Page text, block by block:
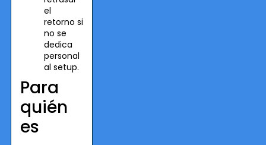
el
retorno si
no se
dedica
personal
al setup.
Para
quién
es